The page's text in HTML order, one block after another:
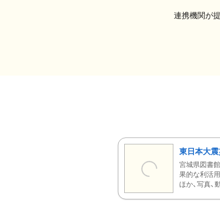
連携機関が
東日本大
宮城県図書
果的な利活
ほか、写真、